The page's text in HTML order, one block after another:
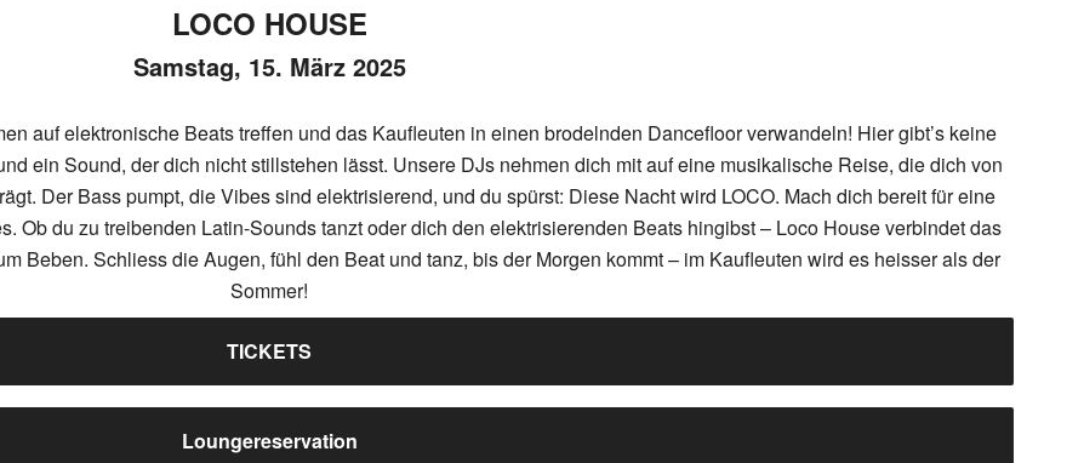
LOCO HOUSE
Samstag, 15. März 2025
auf elektronische Beats treffen und das Kaufleuten in einen brodelnden Dancefloor verwandeln! Hier gibt’s keine
ein Sound, der dich nicht stillstehen lässt. Unsere DJs nehmen dich mit auf eine musikalische Reise, die dich von
Der Bass pumpt, die Vibes sind elektrisierend, und du spürst: Diese Nacht wird LOCO. Mach dich bereit für eine
Ob du zu treibenden Latin-Sounds tanzt oder dich den elektrisierenden Beats hingibst – Loco House verbindet das
Beben. Schliess die Augen, fühl den Beat und tanz, bis der Morgen kommt – im Kaufleuten wird es heisser als der
Sommer!
TICKETS
Loungereservation